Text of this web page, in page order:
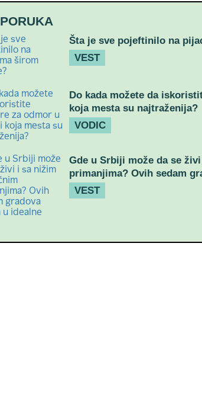
Šta je sve pojeftinilo na
VEST
Do kada možete da
koja mesta su najtraženija?
VODIC
Gde u Srbiji može da se
primanjima? Ovih sedam
VEST